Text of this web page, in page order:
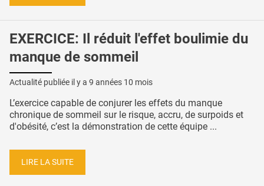
EXERCICE: Il réduit l'effet boulimie du
manque de sommeil
Actualité publiée il y a 9 années 10 mois
L’exercice capable de conjurer les effets du manque
chronique de sommeil sur le risque, accru, de surpoids et
d'obésité, c’est la démonstration de cette équipe ...
LIRE LA SUITE